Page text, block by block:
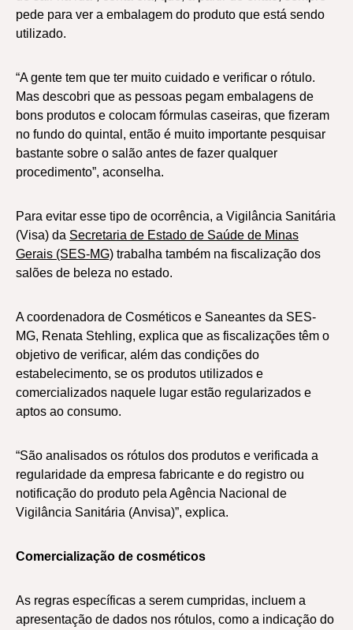
pede para ver a embalagem do produto que está sendo
utilizado.
“A gente tem que ter muito cuidado e verificar o rótulo.
Mas descobri que as pessoas pegam embalagens de
bons produtos e colocam fórmulas caseiras, que fizeram
no fundo do quintal, então é muito importante pesquisar
bastante sobre o salão antes de fazer qualquer
procedimento”, aconselha.
Para evitar esse tipo de ocorrência, a Vigilância Sanitária
(Visa) da Secretaria de Estado de Saúde de Minas
Gerais (SES-MG) trabalha também na fiscalização dos
salões de beleza no estado.
A coordenadora de Cosméticos e Saneantes da SES-
MG, Renata Stehling, explica que as fiscalizações têm o
objetivo de verificar, além das condições do
estabelecimento, se os produtos utilizados e
comercializados naquele lugar estão regularizados e
aptos ao consumo.
“São analisados os rótulos dos produtos e verificada a
regularidade da empresa fabricante e do registro ou
notificação do produto pela Agência Nacional de
Vigilância Sanitária (Anvisa)”, explica.
Comercialização de cosméticos
As regras específicas a serem cumpridas, incluem a
apresentação de dados nos rótulos, como a indicação do